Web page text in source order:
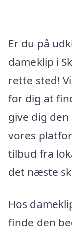
Er du på
dameklip i
rette sted!
for dig at
give dig
vores
tilbud fra
det næste
Hos
finde den